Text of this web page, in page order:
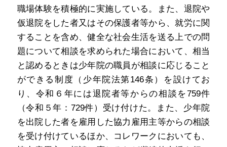
職場体験を積極的に実施している。また、退院や
仮退院をした者又はその保護者等から、就労に関
することを含め、健全な社会生活を送る上での問
題について相談を求められた場合において、相当
と認めるときは少年院の職員が相談に応じること
ができる制度（少年院法第146条）を設けてお
り、令和６年には退院者等からの相談を759件
（令和５年：729件）受け付けた。また、少年院
を出院した者を雇用した協力雇用主等からの相談
を受け付けているほか、コレワークにおいても、